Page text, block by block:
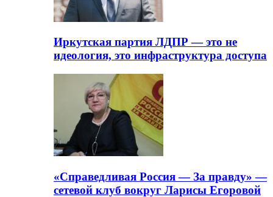
Иркутская партия ЛДПР — это не
идеология, это инфраструктура доступа
«Справедливая Россия — За правду» —
сетевой клуб вокруг Ларисы Егоровой